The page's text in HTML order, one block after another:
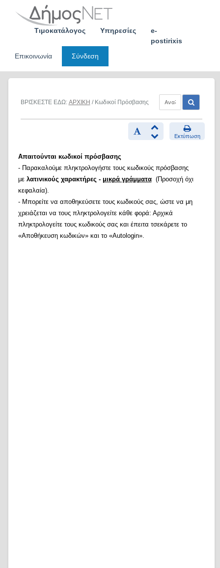
Τιμοκατάλογος Υπηρεσίες
e-
postirixis
Επικοινωνία
Σύνδεση
ΒΡΙΣΚΕΣΤΕ ΕΔΩ: ΑΡΧΙΚΗ / Κωδικοί Πρόσβασης
Εκτύπωση
Απαιτούνται κωδικοί πρόσβασης
- Παρακαλούμε πληκτρολογήστε τους κωδικούς πρόσβασης
με λατινικούς χαρακτήρες - μικρά γράμματα(Προσοχή όχι
κεφαλαία).
- Μπορείτε να αποθηκεύσετε τους κωδικούς σας, ώστε να μη
χρειάζεται να τους πληκτρολογείτε κάθε φορά: Αρχικά
πληκτρολογείτε τους κωδικούς σας και έπειτα τσεκάρετε το
«Αποθήκευση κωδικών» και το «Autologin».